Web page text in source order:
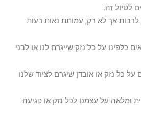
לטיול זה.
לרבות אך לא רק, עמותת נאות רעות
כלפינו על כל נזק שייגרם לנו או לבני
על כל נזק או אובדן שיגרם לציוד שלנו
ומלאה על עצמנו לכל נזק או פגיעה